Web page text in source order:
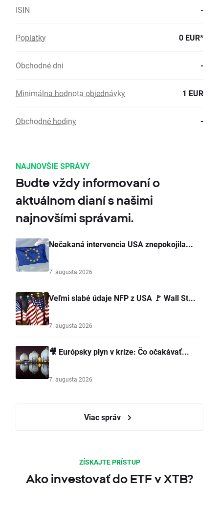
ISIN -
Poplatky 0 EUR*
Obchodné dni -
Minimálna hodnota objednávky 1 EUR
Obchodné hodiny -
NAJNOVŠIE SPRÁVY
Budte vždy informovaní o
aktuálnom dianí s našimi
najnovšími správami.
Nečakaná intervencia USA znepokojila...
7. augusta 2026
Veľmi slabé údaje NFP z USA 🚩 Wall St...
7. augusta 2026
🎥 Európsky plyn v kríze: Čo očakávať...
7. augusta 2026
Viac správ
ZÍSKAJTE PRÍSTUP
Ako investovať do ETF v XTB?